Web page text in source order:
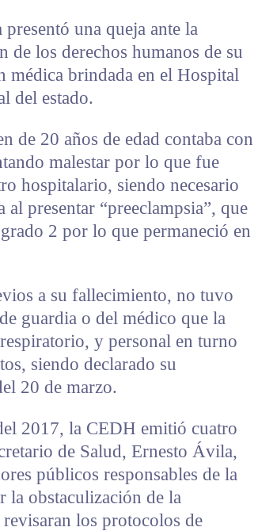
una queja ante la
los derechos humanos de su
médica brindada en el Hospital
del estado.
de 20 años de edad contaba con
malestar por lo que fue
hospitalario, siendo necesario
al presentar “preeclampsia”, que
2 por lo que permaneció en
a su fallecimiento, no tuvo
guardia o del médico que la
y personal en turno
siendo declarado su
20 de marzo.
2017, la CEDH emitió cuatro
de Salud, Ernesto Ávila,
públicos responsables de la
la obstaculización de la
los protocolos de